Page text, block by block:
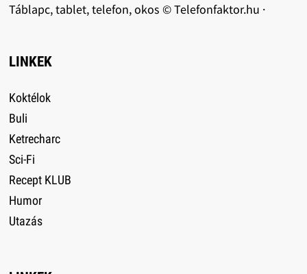
Táblapc, tablet, telefon, okos © Telefonfaktor.hu ·
LINKEK
Koktélok
Buli
Ketrecharc
Sci-Fi
Recept KLUB
Humor
Utazás